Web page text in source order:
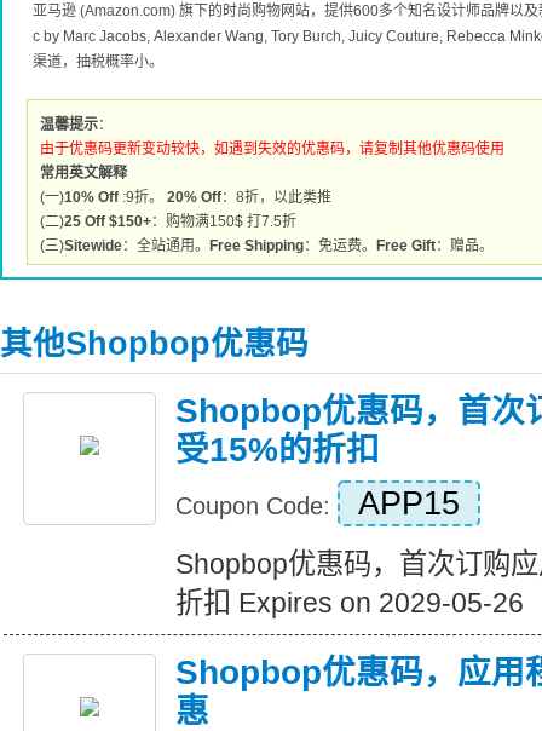
亚马逊 (Amazon.com) 旗下的时尚购物网站，提供600多个知名设计师品牌以
c by Marc Jacobs, Alexander Wang, Tory Burch, Juicy Couture, Rebecca
渠道，抽税概率小。
温馨提示：
由于优惠码更新变动较快，如遇到失效的优惠码，请复制其他优惠码使用
常用英文解释
(一)10% Off :9折。 20% Off：8折，以此类推
(二)25 Off $150+：购物满150$ 打7.5折
(三)Sitewide：全站通用。 Free Shipping：免运费。 Free Gift：赠品。
其他Shopbop优惠码
Shopbop优惠码，首次
受15%的折扣
Coupon Code: APP15
Shopbop优惠码，首次订购
折扣 Expires on 2029-05-26
Shopbop优惠码，应用
惠